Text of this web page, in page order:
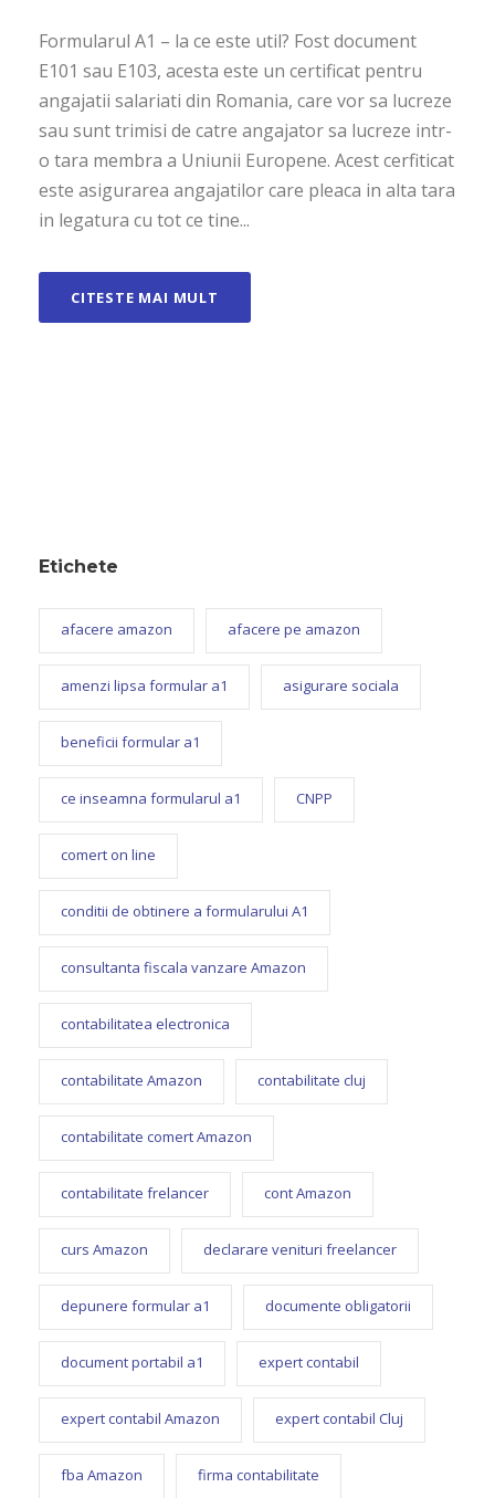
Formularul A1 – la ce este util? Fost document
E101 sau E103, acesta este un certificat pentru
angajatii salariati din Romania, care vor sa lucreze
sau sunt trimisi de catre angajator sa lucreze intr-
o tara membra a Uniunii Europene. Acest cerfiticat
este asigurarea angajatilor care pleaca in alta tara
in legatura cu tot ce tine...
CITESTE MAI MULT
Etichete
afacere amazon afacere pe amazon
amenzi lipsa formular a1 asigurare sociala
beneficii formular a1
ce inseamna formularul a1 CNPP
comert on line
conditii de obtinere a formularului A1
consultanta fiscala vanzare Amazon
contabilitatea electronica
contabilitate Amazon contabilitate cluj
contabilitate comert Amazon
contabilitate frelancer cont Amazon
curs Amazon declarare venituri freelancer
depunere formular a1 documente obligatorii
document portabil a1 expert contabil
expert contabil Amazon expert contabil Cluj
fba Amazon firma contabilitate